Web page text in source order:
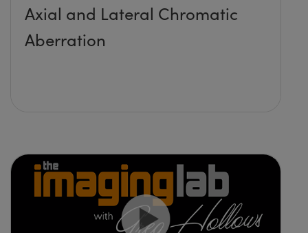
Axial and Lateral Chromatic
Aberration